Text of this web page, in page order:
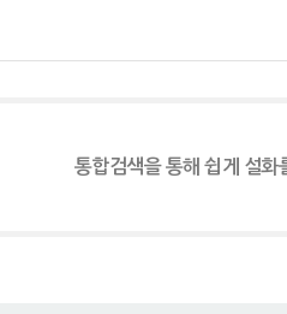
통합검색을 통해 쉽게 설화